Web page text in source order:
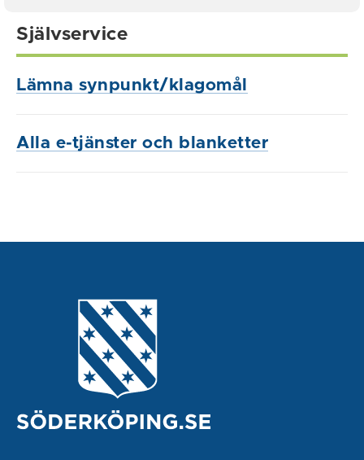
Självservice
Lämna synpunkt/klagomål
Alla e-tjänster och blanketter